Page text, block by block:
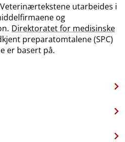
utarbeides i
og
Direktoratet for medisinske
preparatomtalene (SPC)
er basert på.